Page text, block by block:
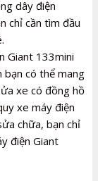
dây điện
chỉ cần tìm đầu
Giant 133mini
bạn có thể mang
xe có đồng hồ
xe máy điện
chữa, bạn chỉ
điện Giant